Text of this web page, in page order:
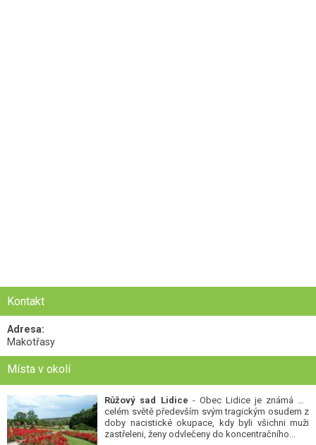
Kontakt
Adresa:
Makotřasy
Místa v okolí
Růžový sad Lidice - Obec Lidice je známá po
celém světě především svým tragickým osudem z
doby nacistické okupace, kdy byli všichni muži
zastřeleni, ženy odvlečeny do koncentračního...